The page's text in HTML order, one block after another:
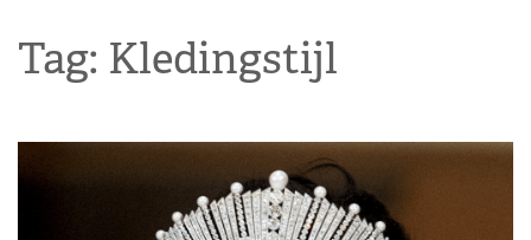
Tag: Kledingstijl